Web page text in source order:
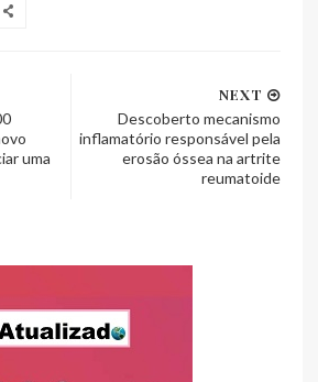
NEXT
Descoberto mecanismo
inflamatório responsável pela
erosão óssea na artrite
reumatoide
uma